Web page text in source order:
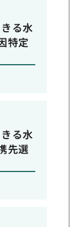
る水
特定
る水
先選